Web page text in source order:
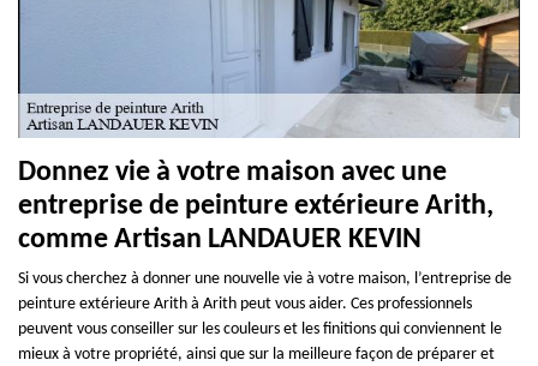
Donnez vie à votre maison avec une
entreprise de peinture extérieure Arith,
comme Artisan LANDAUER KEVIN
Si vous cherchez à donner une nouvelle vie à votre maison, l’entreprise de
peinture extérieure Arith à Arith peut vous aider. Ces professionnels
peuvent vous conseiller sur les couleurs et les finitions qui conviennent le
mieux à votre propriété, ainsi que sur la meilleure façon de préparer et